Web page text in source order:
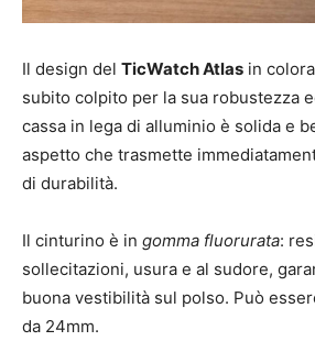
Il design del TicWatch Atlas in
subito colpito per la sua robustezza
cassa in lega di alluminio è solida e
aspetto che trasmette
di durabilità.
Il cinturino è in gomma fluorurata:
sollecitazioni, usura e al sudore,
buona vestibilità sul polso. Può
da 24mm.